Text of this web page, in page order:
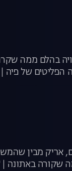
בהלם ממה
הפליטים של פיה
אריק מבין
שקורה